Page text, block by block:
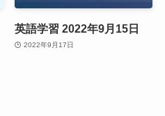
英語学習 2022年9月15日
2022年9月17日